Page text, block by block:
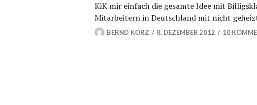
KiK mir einfach die gesamte Idee mit
Mitarbeitern in Deutschland mit nicht
BERND KORZ 8. DEZEMBER 2012 10